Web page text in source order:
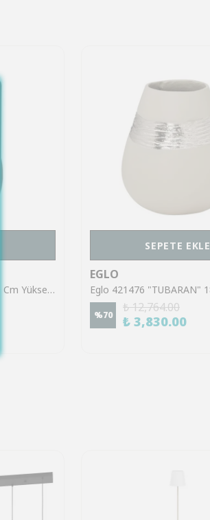
Eglo 421066 "MIOUSKI" 39 Cm Yüksekliğinde Siyah Metal Vazo
SEPETE EKLE
EGLO
%70
₺ 12,764.00
₺ 3,830.00